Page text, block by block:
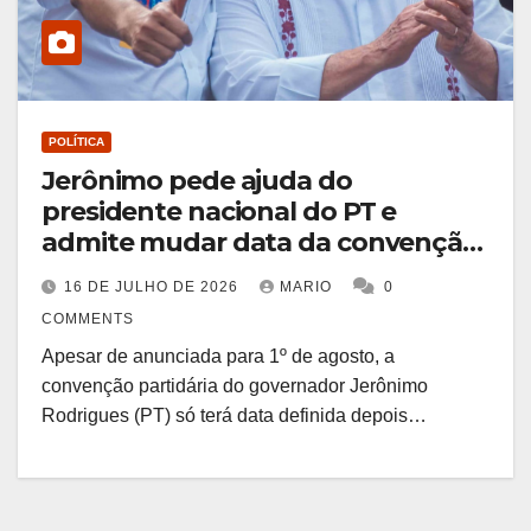
POLÍTICA
Jerônimo pede ajuda do
presidente nacional do PT e
admite mudar data da convenção
para ter Lula na Bahia
16 DE JULHO DE 2026 MARIO
0
COMMENTS
Apesar de anunciada para 1º de agosto, a
convenção partidária do governador Jerônimo
Rodrigues (PT) só terá data definida depois…